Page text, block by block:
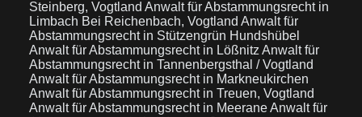
Steinberg, Vogtland Anwalt für Abstammungsrecht in
Limbach Bei Reichenbach, Vogtland Anwalt für
Abstammungsrecht in Stützengrün Hundshübel
Anwalt für Abstammungsrecht in Lößnitz Anwalt für
Abstammungsrecht in Tannenbergsthal / Vogtland
Anwalt für Abstammungsrecht in Markneukirchen
Anwalt für Abstammungsrecht in Treuen, Vogtland
Anwalt für Abstammungsrecht in MeeraneAnwalt für